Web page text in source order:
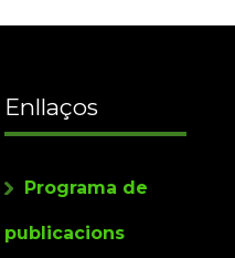
Enllaços
Programa de
publicacions